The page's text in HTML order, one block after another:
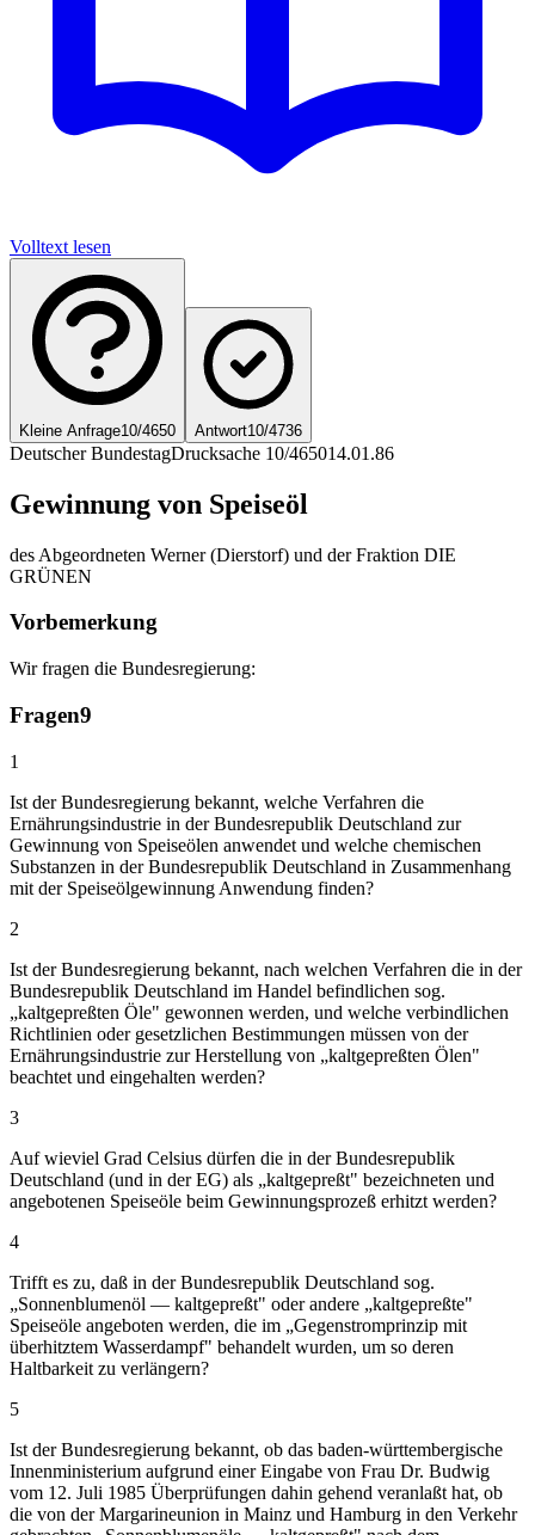
Volltext lesen
Kleine Anfrage10/4650 Antwort10/4736
Deutscher BundestagDrucksache 10/465014.01.86
Gewinnung von Speiseöl
des Abgeordneten Werner (Dierstorf) und der Fraktion DIE
GRÜNEN
Vorbemerkung
Wir fragen die Bundesregierung:
Fragen9
1
Ist der Bundesregierung bekannt, welche Verfahren die
Ernährungsindustrie in der Bundesrepublik Deutschland zur
Gewinnung von Speiseölen anwendet und welche chemischen
Substanzen in der Bundesrepublik Deutschland in Zusammenhang
mit der Speiseölgewinnung Anwendung finden?
2
Ist der Bundesregierung bekannt, nach welchen Verfahren die in der
Bundesrepublik Deutschland im Handel befindlichen sog.
„kaltgepreßten Öle" gewonnen werden, und welche verbindlichen
Richtlinien oder gesetzlichen Bestimmungen müssen von der
Ernährungsindustrie zur Herstellung von „kaltgepreßten Ölen"
beachtet und eingehalten werden?
3
Auf wieviel Grad Celsius dürfen die in der Bundesrepublik
Deutschland (und in der EG) als „kaltgepreßt" bezeichneten und
angebotenen Speiseöle beim Gewinnungsprozeß erhitzt werden?
4
Trifft es zu, daß in der Bundesrepublik Deutschland sog.
„Sonnenblumenöl — kaltgepreßt" oder andere „kaltgepreßte"
Speiseöle angeboten werden, die im „Gegenstromprinzip mit
überhitztem Wasserdampf" behandelt wurden, um so deren
Haltbarkeit zu verlängern?
5
Ist der Bundesregierung bekannt, ob das baden-württembergische
Innenministerium aufgrund einer Eingabe von Frau Dr. Budwig
vom 12. Juli 1985 Überprüfungen dahin gehend veranlaßt hat, ob
die von der Margarineunion in Mainz und Hamburg in den Verkehr